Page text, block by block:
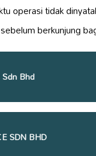
operasi tidak
berkunjung
Bhd
SDN BHD